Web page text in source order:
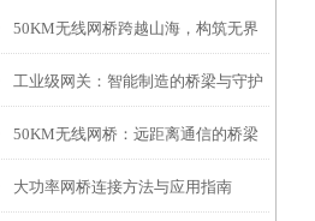
50KM无线网桥跨越山海，构筑无界
通信的“空中桥梁”
工业级网关：智能制造的桥梁与守护
者
50KM无线网桥：远距离通信的桥梁
大功率网桥连接方法与应用指南